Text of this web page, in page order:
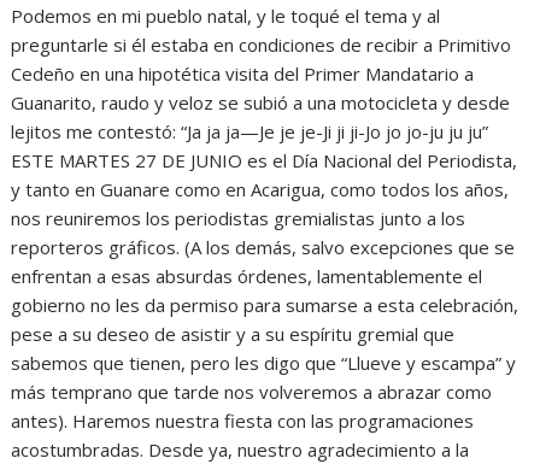
Podemos en mi pueblo natal, y le toqué el tema y al
preguntarle si él estaba en condiciones de recibir a Primitivo
Cedeño en una hipotética visita del Primer Mandatario a
Guanarito, raudo y veloz se subió a una motocicleta y desde
lejitos me contestó: “Ja ja ja—Je je je-Ji ji ji-Jo jo jo-ju ju ju”
ESTE MARTES 27 DE JUNIO es el Día Nacional del Periodista,
y tanto en Guanare como en Acarigua, como todos los años,
nos reuniremos los periodistas gremialistas junto a los
reporteros gráficos. (A los demás, salvo excepciones que se
enfrentan a esas absurdas órdenes, lamentablemente el
gobierno no les da permiso para sumarse a esta celebración,
pese a su deseo de asistir y a su espíritu gremial que
sabemos que tienen, pero les digo que “Llueve y escampa” y
más temprano que tarde nos volveremos a abrazar como
antes). Haremos nuestra fiesta con las programaciones
acostumbradas. Desde ya, nuestro agradecimiento a la